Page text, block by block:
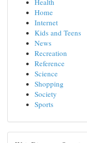
Health
Home
Internet
Kids and Teens
News
Recreation
Reference
Science
Shopping
Society
Sports